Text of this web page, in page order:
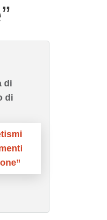
di
di